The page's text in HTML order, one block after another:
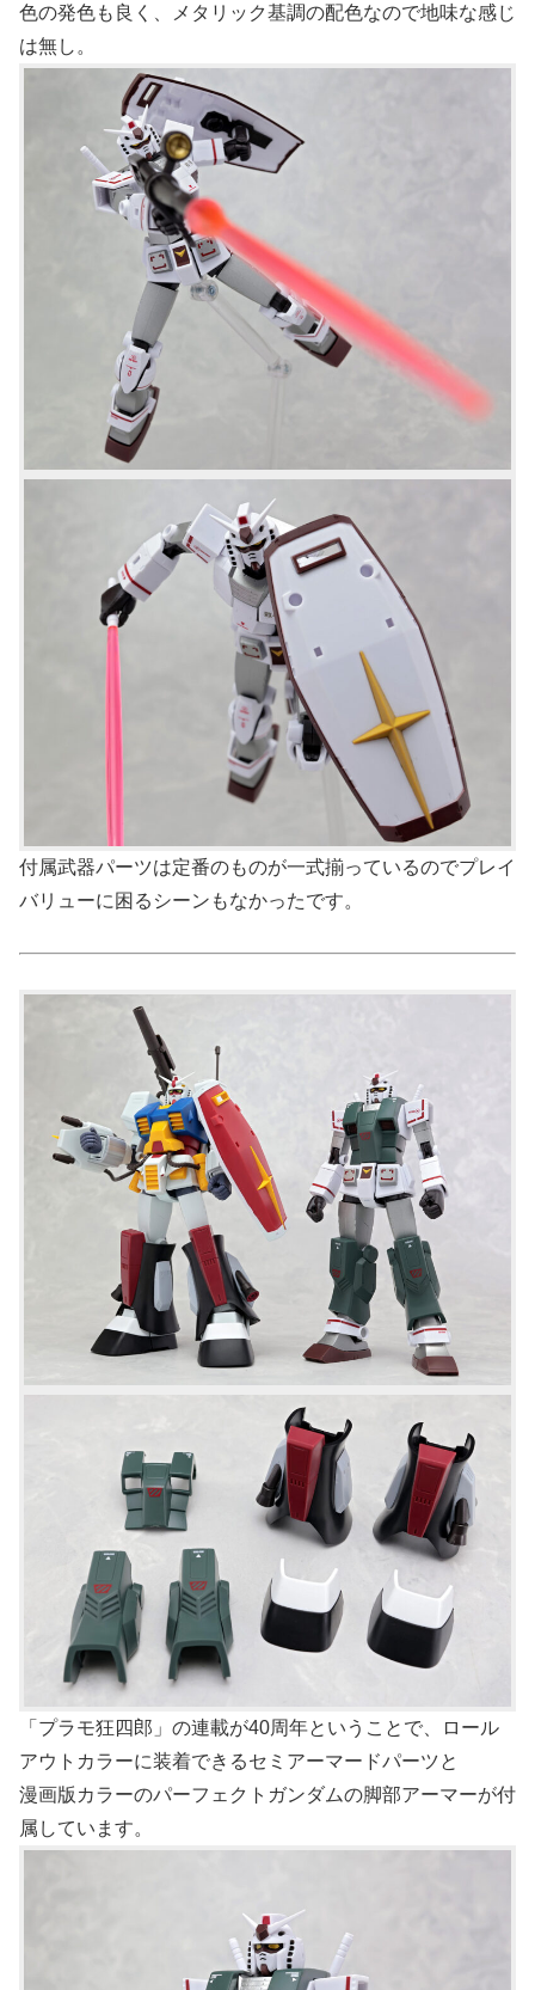
色の発色も良く、メタリック基調の配色なので地味な感じ
は無し。
付属武器パーツは定番のものが一式揃っているのでプレイ
バリューに困るシーンもなかったです。
「プラモ狂四郎」の連載が40周年ということで、ロール
アウトカラーに装着できるセミアーマードパーツと
漫画版カラーのパーフェクトガンダムの脚部アーマーが付
属しています。